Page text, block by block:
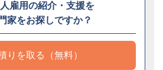
雇用の紹介・支援を
家をお探しですか？
りを取る（無料）